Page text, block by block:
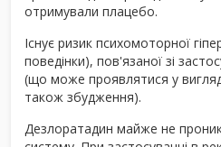
отримували плацебо.
Існує ризик психомоторної
поведінки), пов'язаної зі
(що може проявлятися у
також збудження).
Дезлоратадин майже не